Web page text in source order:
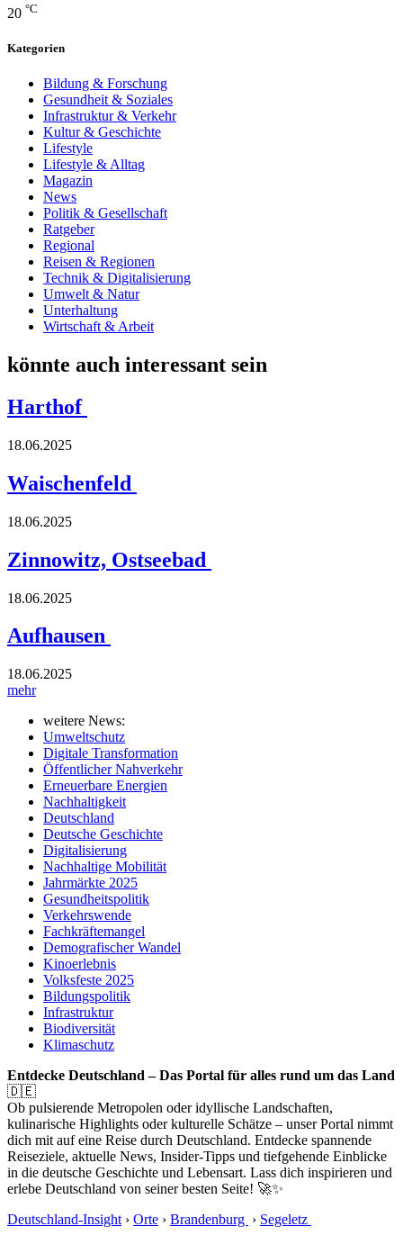
20 °C
Kategorien
Bildung & Forschung
Gesundheit & Soziales
Infrastruktur & Verkehr
Kultur & Geschichte
Lifestyle
Lifestyle & Alltag
Magazin
News
Politik & Gesellschaft
Ratgeber
Regional
Reisen & Regionen
Technik & Digitalisierung
Umwelt & Natur
Unterhaltung
Wirtschaft & Arbeit
könnte auch interessant sein
Harthof
18.06.2025
Waischenfeld
18.06.2025
Zinnowitz, Ostseebad
18.06.2025
Aufhausen
18.06.2025
mehr
weitere News:
Umweltschutz
Digitale Transformation
Öffentlicher Nahverkehr
Erneuerbare Energien
Nachhaltigkeit
Deutschland
Deutsche Geschichte
Digitalisierung
Nachhaltige Mobilität
Jahrmärkte 2025
Gesundheitspolitik
Verkehrswende
Fachkräftemangel
Demografischer Wandel
Kinoerlebnis
Volksfeste 2025
Bildungspolitik
Infrastruktur
Biodiversität
Klimaschutz
Entdecke Deutschland – Das Portal für alles rund um das Land
🇩🇪
Ob pulsierende Metropolen oder idyllische Landschaften,
kulinarische Highlights oder kulturelle Schätze – unser Portal nimmt
dich mit auf eine Reise durch Deutschland. Entdecke spannende
Reiseziele, aktuelle News, Insider-Tipps und tiefgehende Einblicke
in die deutsche Geschichte und Lebensart. Lass dich inspirieren und
erlebe Deutschland von seiner besten Seite! 🚀✨
Deutschland-Insight › Orte › Brandenburg › Segeletz